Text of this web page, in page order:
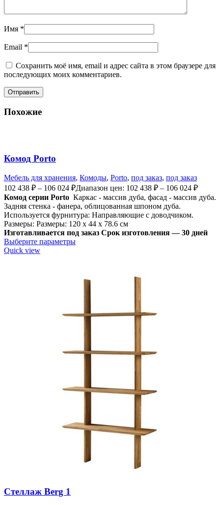
Имя *
Email *
Сохранить моё имя, email и адрес сайта в этом браузере для
последующих моих комментариев.
Похожие
Комод Porto
Мебель для хранения, Комоды, Porto, под заказ, под заказ
102 438 ₽ – 106 024 ₽Диапазон цен: 102 438 ₽ – 106 024 ₽
Комод серии Porto Каркас - массив дуба, фасад - массив дуба.
Задняя стенка - фанера, облицованная шпоном дуба.
Используется фурнитура: Направляющие с доводчиком.
Размеры: Размеры: 120 x 44 x 78.6 см
Изготавливается под заказ Срок изготовления — 30 дней
Выберите параметры
Quick view
Стеллаж Berg 1